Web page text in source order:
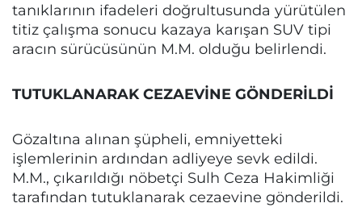
tanıklarının ifadeleri doğrultusunda yürütülen
titiz çalışma sonucu kazaya karışan SUV tipi
aracın sürücüsünün M.M. olduğu belirlendi.
TUTUKLANARAK CEZAEVİNE GÖNDERİLDİ
Gözaltına alınan şüpheli, emniyetteki
işlemlerinin ardından adliyeye sevk edildi.
M.M., çıkarıldığı nöbetçi Sulh Ceza Hakimliği
tarafından tutuklanarak cezaevine gönderildi.